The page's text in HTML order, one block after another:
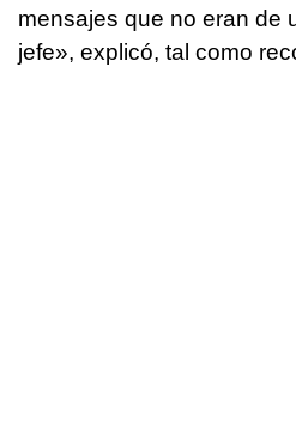
mensajes que no eran de
jefe», explicó, tal como